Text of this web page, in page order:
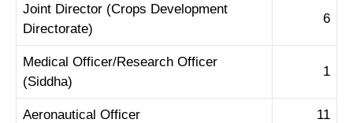
Joint Director (Crops Development
Directorate)
6
Medical Officer/Research Officer
(Siddha)
1
Aeronautical Officer 11